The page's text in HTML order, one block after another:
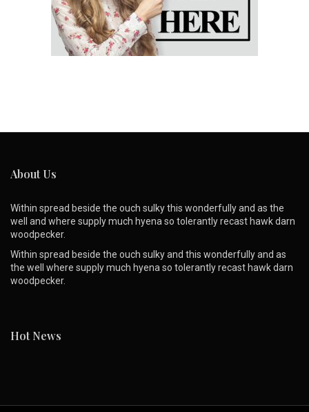
About Us
Within spread beside the ouch sulky this wonderfully and as the
well and where supply much hyena so tolerantly recast hawk darn
woodpecker.
Within spread beside the ouch sulky and this wonderfully and as
the well where supply much hyena so tolerantly recast hawk darn
woodpecker.
Hot News